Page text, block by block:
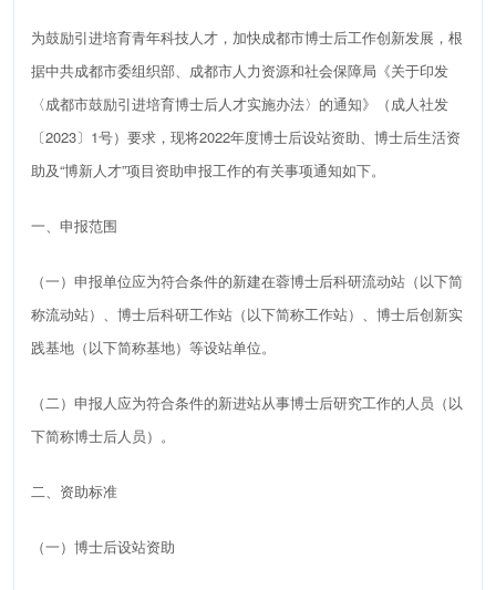
为鼓励引进培育青年科技人才，加快成都市博士后工作创新发展，根
据中共成都市委组织部、 成都市人力资源和社会保障局 《关于印发
〈成都市鼓励引进培育博士后人才实施办法〉的通知》（成人社发
〔2023〕 1号）要求，现将2022年度博士后设站资助、博士后生活资
助及“博新人才”项目资助申报工作的有关事项通知如下。
一、申报范围
（一）申报单位应为符合条件的新建在蓉博士后科研流动站（以下简
称流动站）、博士后科研工作站（以下简称工作站）、博士后创新实
践基地（以下简称基地）等设站单位。
（二）申报人应为符合条件的新进站从事博士后研究工作的人员（以
下简称博士后人员） 。
二、 资助标准
（一） 博士后设站资助